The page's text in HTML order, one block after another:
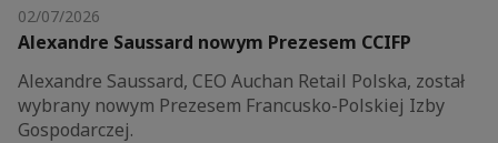
02/07/2026
Alexandre Saussard nowym Prezesem CCIFP
Alexandre Saussard, CEO Auchan Retail Polska, został
wybrany nowym Prezesem Francusko-Polskiej Izby
Gospodarczej.